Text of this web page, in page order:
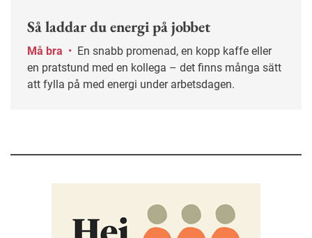
Så laddar du energi på jobbet
Må bra •
en pratstund med en kollega – det finns många sätt
att fylla på med energi under arbetsdagen.